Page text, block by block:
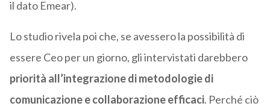
il dato Emear).
Lo studio rivela poi che, se avessero la possibilità di
essere Ceo per un giorno, gli intervistati darebbero
priorità all’integrazione di metodologie di
comunicazione e collaborazione efficaci. Perché ciò